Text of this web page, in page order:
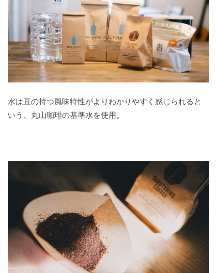
水は豆の持つ風味特性がよりわかりやすく感じられると
いう、丸山珈琲の基準水を使用。